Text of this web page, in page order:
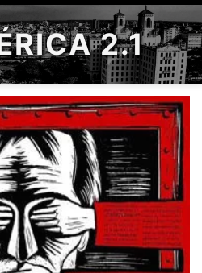
2.1